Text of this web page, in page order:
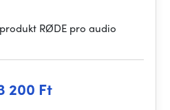
RØDE pro audio
200 Ft